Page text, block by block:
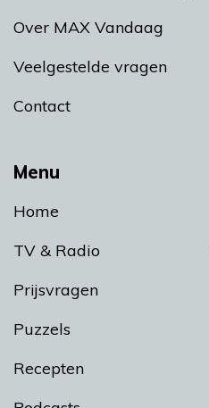
Menu
Home
TV & Radio
Prijsvragen
Puzzels
Recepten
Over MAX Vandaag
Veelgestelde vragen
Contact